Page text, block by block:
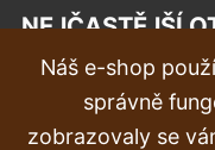
NEJČASTĚJŠÍ
Reklamace
Doprava a
Náš e-shop
správně
zobrazovaly se